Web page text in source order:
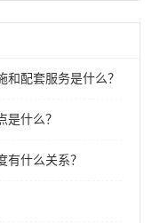
配套服务是什么？
什么？
什么关系？